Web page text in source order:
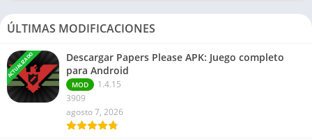
ÚLTIMAS MODIFICACIONES
ACTUALIZADO
Descargar Papers Please APK: Juego completo
para Android
MOD
1.4.15
3909
agosto 7, 2026